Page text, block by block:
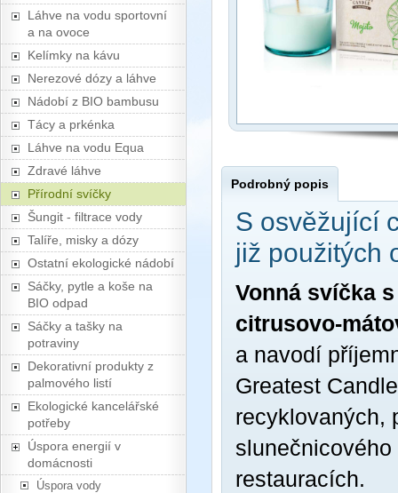
Láhve na vodu sportovní
a na ovoce
Kelímky na kávu
Nerezové dózy a láhve
Nádobí z BIO bambusu
Tácy a prkénka
Láhve na vodu Equa
Zdravé láhve
Přírodní svíčky
Šungit - filtrace vody
Talíře, misky a dózy
Ostatní ekologické nádobí
Sáčky, pytle a koše na
BIO odpad
Sáčky a tašky na
potraviny
Dekorativní produkty z
palmového listí
Ekologické kancelářské
potřeby
Úspora energií v
domácnosti
Úspora vody
Podrobný popis
S osvěžující
již použitých
Vonná svíčka
citrusovo-
a navodí
Greatest
recyklovaných,
restauracích.